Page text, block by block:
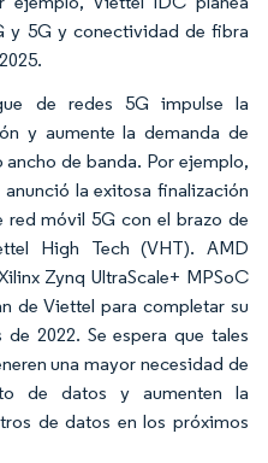
y 5G y conectividad de fibra
de redes 5G impulse la
y aumente la demanda de
de banda. Por ejemplo,
la exitosa finalización
móvil 5G con el brazo de
High Tech (VHT). AMD
Zynq UltraScale+ MPSoC
de Viettel para completar su
2022. Se espera que tales
una mayor necesidad de
de datos y aumenten la
de datos en los próximos